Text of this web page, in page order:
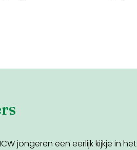
jongeren een eerlijk kijkje in het